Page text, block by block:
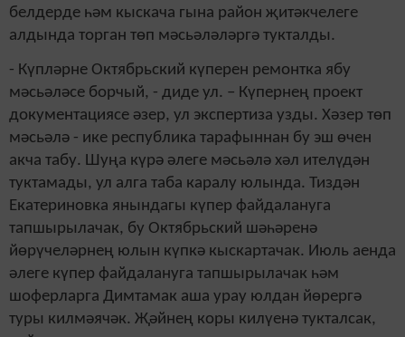
белдерде һәм кыскача гына район җитәкчелеге
алдында торган төп мәсьәләләргә тукталды.
- Күпләрне Октябрьский күперен ремонтка ябу
мәсьәләсе борчый, - диде ул. – Күпернең проект
документациясе әзер, ул экспертиза узды. Хәзер төп
мәсьәлә - ике республика тарафыннан бу эш өчен
акча табу. Шуңа күрә әлеге мәсьәлә хәл ителүдән
туктамады, ул алга таба каралу юлында. Тиздән
Екатериновка янындагы күпер файдалануга
тапшырылачак, бу Октябрьский шәһәренә
йөрүчеләрнең юлын күпкә кыскартачак. Июль аенда
әлеге күпер файдалануга тапшырылачак һәм
шоферларга Димтамак аша урау юлдан йөрергә
туры килмәячәк. Җәйнең коры килүенә тукталсак,